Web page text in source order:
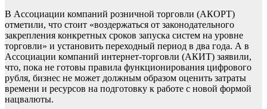
В Ассоциации компаний розничной торговли (АКОРТ)
отметили, что стоит «воздержаться от законодательного
закрепления конкретных сроков запуска систем на уровне
торговли» и установить переходный период в два года. А в
Ассоциации компаний интернет-торговли (АКИТ) заявили,
что, пока не готовы правила функционирования цифрового
рубля, бизнес не может должным образом оценить затраты
времени и ресурсов на подготовку к работе с новой формой
нацвалюты.